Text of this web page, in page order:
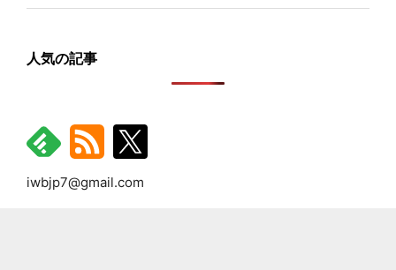
人気の記事
iwbjp7@gmail.com